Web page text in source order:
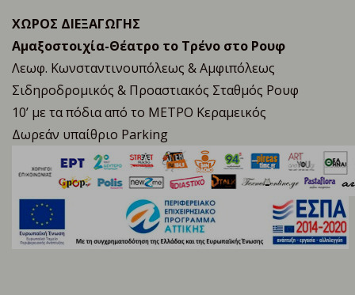
ΧΩΡΟΣ ΔΙΕΞΑΓΩΓΗΣ
Αμαξοστοιχία-Θέατρο το Τρένο στο Ρουφ
Λεωφ. Κωνσταντινουπόλεως & Αμφιπόλεως
Σιδηροδρομικός & Προαστιακός Σταθμός Ρουφ
10’ με τα πόδια από το ΜΕΤΡΟ Κεραμεικός
Δωρεάν υπαίθριο Parking